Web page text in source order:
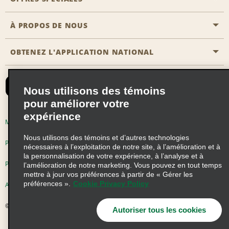
Agents de voyage
Réserver un véhicule pour quelqu'un d'autre
Emerald Club se connecter
Emerald Club S'inscrire
Emerald Club Avantages
Emerald Club Services
Nous contacter
FAQ
Toutes les offres
Abonnement aux courriels
À PROPOS DE NOUS
Histoire de l’entreprise
Nouvelles et histoires
Responsabilité sociale
Occasions de franchise mondiales
Perspectives de carrière
OBTENEZ L'APPLICATION NATIONAL
Modalités d'utilisation
Politique sur les fichiers témoins
Pluriannuel d'accessibilité Choix de confidentialité
AdChoices
© 2026 Enterprise Holdings, Inc. Tous droits réservés
Nous utilisons des témoins
pour améliorer votre
expérience
Nous utilisons des témoins et d’autres technologies
nécessaires à l’exploitation de notre site, à l’amélioration et à
la personnalisation de votre expérience, à l’analyse et à
l’amélioration de notre marketing. Vous pouvez en tout temps
mettre à jour vos préférences à partir de « Gérer les
préférences ».
Cookie Privacy Policy
Autoriser tous les cookies